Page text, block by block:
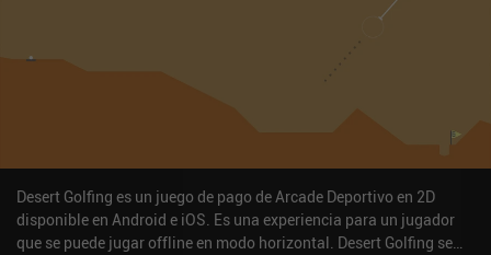
Desert Golfing es un juego de pago de Arcade Deportivo en 2D
disponible en Android e iOS. Es una experiencia para un jugador
que se puede jugar offline en modo horizontal. Desert Golfing se